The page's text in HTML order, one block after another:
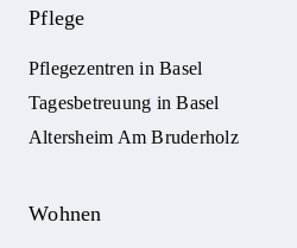
Pflege
Pflegezentren in Basel
Tagesbetreuung in Basel
Altersheim Am Bruderholz
Wohnen